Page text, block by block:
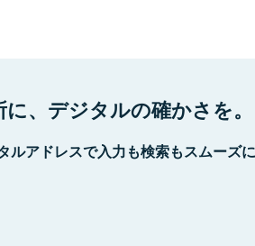
に、デジタルの確かさを。
ルアドレスで入力も検索もスムーズ